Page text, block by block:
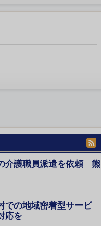
介護職員派遣を依頼 熊
での地域密着型サービ
応を